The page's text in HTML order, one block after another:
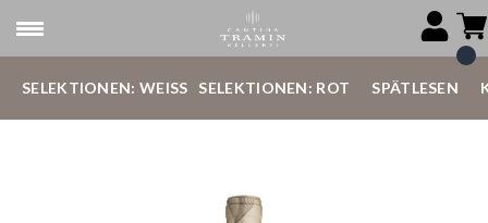
SELEKTIONEN: WEISS SELEKTIONEN: ROT SPÄTLESEN